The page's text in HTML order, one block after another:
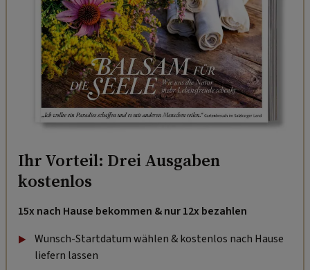
Ihr Vorteil: Drei Ausgaben
kostenlos
15x nach Hause bekommen & nur 12x bezahlen
Wunsch-Startdatum wählen & kostenlos nach Hause
liefern lassen